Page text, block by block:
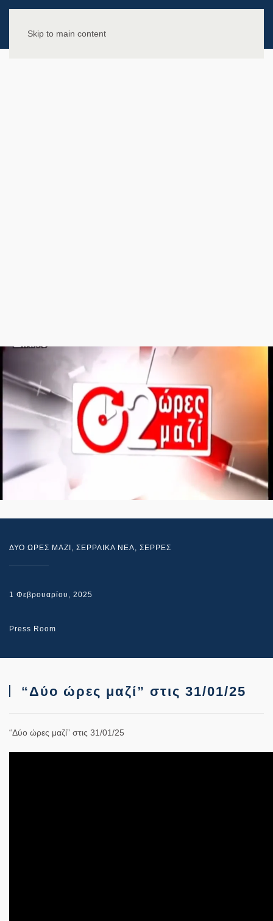
Skip to main content
ΔΥΟ ΩΡΕΣ ΜΑΖΙ , ΣΕΡΡΑΙΚΑ ΝΕΑ, ΣΕΡΡΕΣ
1 Φεβρουαρίου, 2025
Press Room
“Δύο ώρες μαζί” στις 31/01/25
“Δύο ώρες μαζί” στις 31/01/25